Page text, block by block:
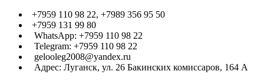
+7959 110 98 22, +7989 356 95 50
+7959 131 99 80
WhatsApp: +7959 110 98 22
Telegram: +7959 110 98 22
gelooleg2008@yandex.ru
Адрес: Луганск, ул. 26 Бакинских комиссаров, 164 А